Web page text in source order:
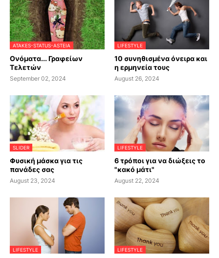
ATAKES-STATUS-ASTEIA
Ονόματα... Γραφείων
Τελετών
September 02, 2024
LIFESTYLE
10 συνηθισμένα όνειρα και
η ερμηνεία τους
August 26, 2024
SLIDER
Φυσική μάσκα για τις
πανάδες σας
August 23, 2024
LIFESTYLE
6 τρόποι για να διώξεις το
"κακό μάτι"
August 22, 2024
LIFESTYLE LIFESTYLE